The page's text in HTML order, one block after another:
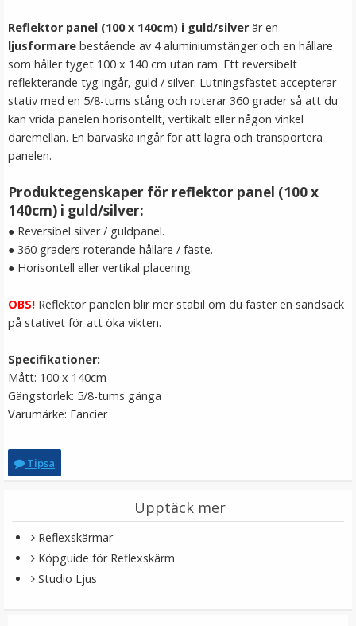
★★★★★
99 kr
LÄGG I VARUKORG
Bexin 2st D-ringskruvar 1/4-tum för snabbplatta
LS095
Reflektor panel (100 x 140cm) i guld/silver är en
ljusformare bestående av 4 aluminiumstänger och en hållare
som håller tyget 100 x 140 cm utan ram. Ett reversibelt
reflekterande tyg ingår, guld / silver. Lutningsfästet accepterar
stativ med en 5/8-tums stång och roterar 360 grader så att du
kan vrida panelen horisontellt, vertikalt eller någon vinkel
däremellan. En bärväska ingår för att lagra och transportera
panelen.
Produktegenskaper för reflektor panel (100 x
140cm) i guld/silver:
● Reversibel silver / guldpanel.
● 360 graders roterande hållare / fäste.
● Horisontell eller vertikal placering.
OBS! Reflektor panelen blir mer stabil om du fäster en sandsäck
på stativet för att öka vikten.
Specifikationer:
Mått: 100 x 140cm
Gängstorlek: 5/8-tums gänga
Varumärke: Fancier
Tipsa
Upptäck mer
Reflexskärmar
Köpguide för Reflexskärm
Studio Ljus